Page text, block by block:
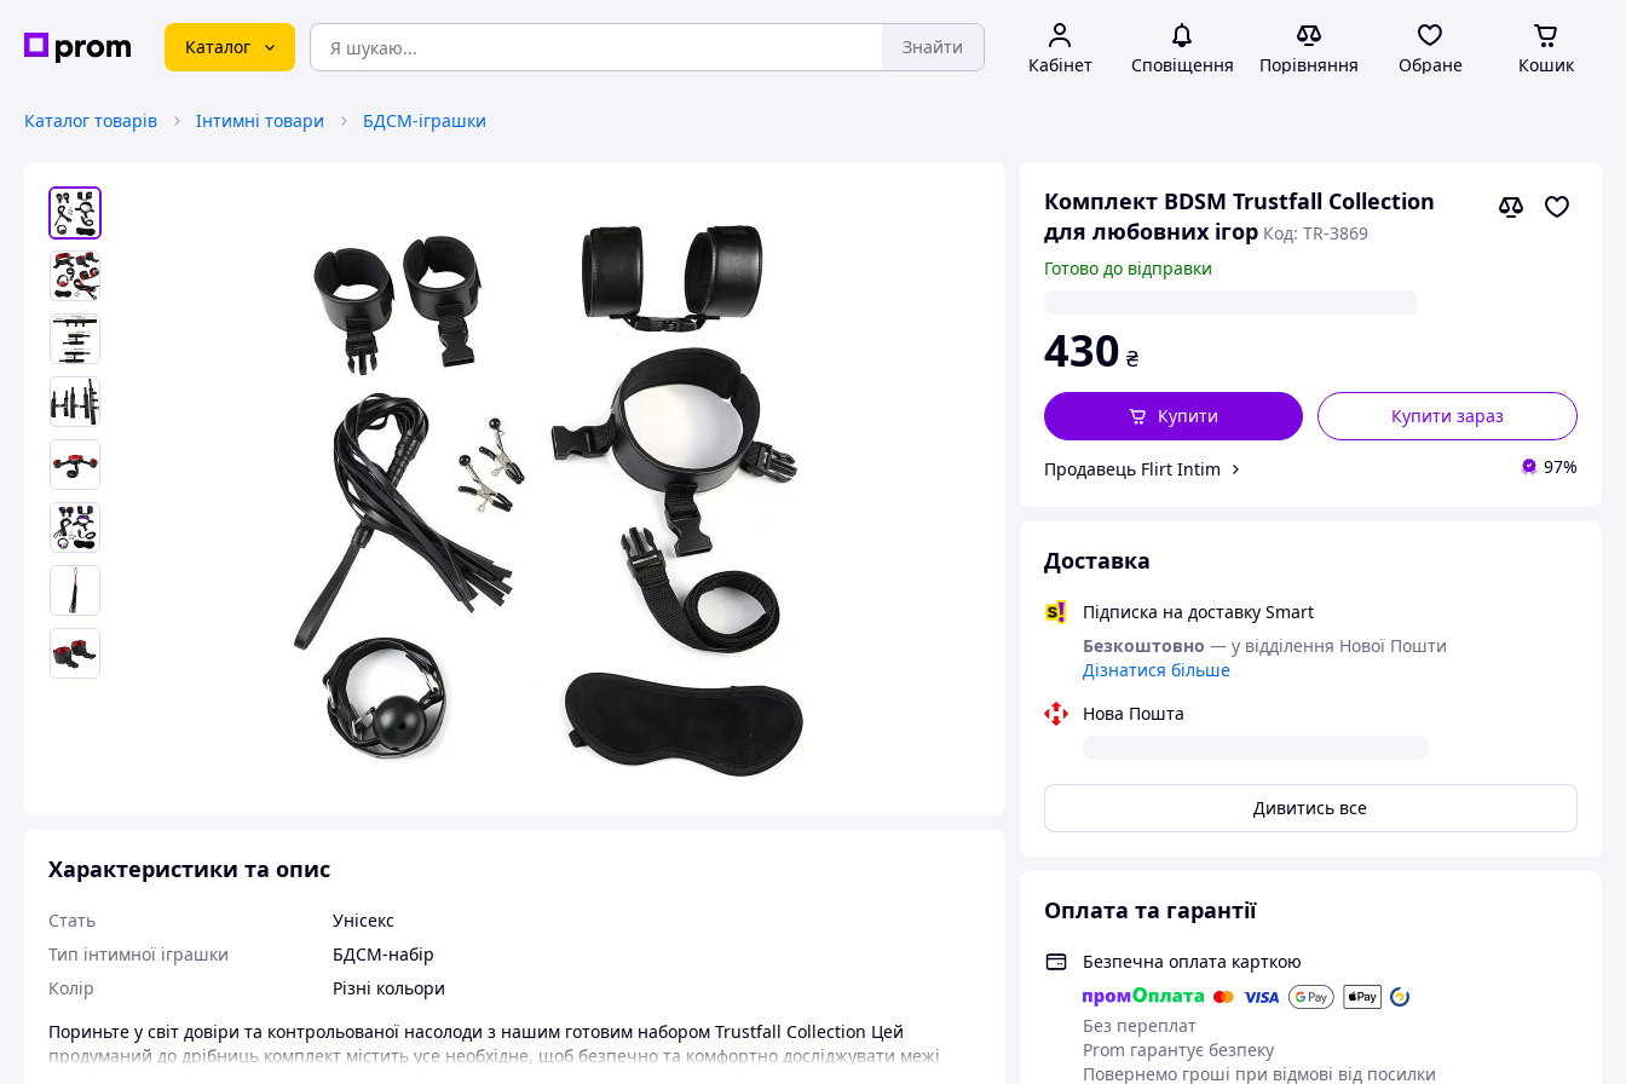
Каталог Знайти
Кабінет Сповіщення Порівняння Обране Кошик
Каталог товарів Інтимні товари БДСМ-іграшки
Комплект BDSM Trustfall Collection
для любовних ігор Код: TR-3869
Готово до відправки
430 ₴
Купити зараз
Купити
Продавець Flirt Intim 97%
Доставка
Підписка на доставку Smart
Безкоштовно — у відділення Нової Пошти
Дізнатися більше
Нова Пошта
Дивитись все
Оплата та гарантії
Безпечна оплата карткою
Без переплат
Prom гарантує безпеку
Повернемо гроші при відмові від посилки
Характеристики та опис
Стать
Унісекс
Тип інтимної іграшки
БДСМ-набір
Колір
Різні кольори
Пориньте у світ довіри та контрольованої насолоди з нашим готовим набором Trustfall Collection Цей
продуманий до дрібниць комплект містить усе необхідне, щоб безпечно та комфортно досліджувати межі